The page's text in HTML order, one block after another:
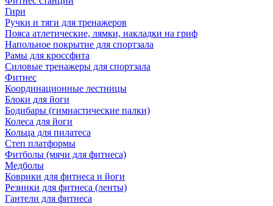
Гири
Ручки и тяги для тренажеров
Пояса атлетические, лямки, накладки на гриф
Напольное покрытие для спортзала
Рамы для кроссфита
Силовые тренажеры для спортзала
Фитнес
Координационные лестницы
Блоки для йоги
Бодибары (гимнастические палки)
Колеса для йоги
Кольца для пилатеса
Степ платформы
Фитболы (мячи для фитнеса)
Медболы
Коврики для фитнеса и йоги
Резинки для фитнеса (ленты)
Гантели для фитнеса